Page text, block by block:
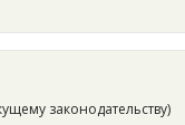
законодательству)